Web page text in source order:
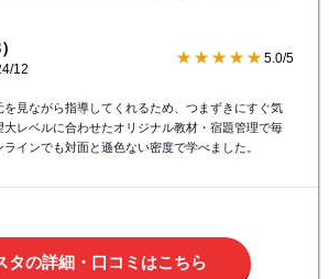
12
★★★★★ 5.0/5
見ながら指導してくれるため、つまずきにすぐ気
レベルに合わせたオリジナル教材・宿題管理で毎
インでも対面と遜色ない密度で学べました。
タの詳細・口コミはこちら